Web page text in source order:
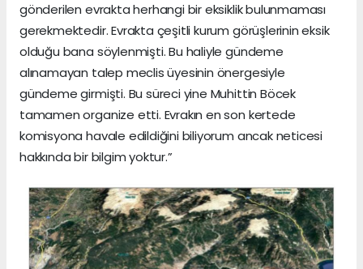
gönderilen evrakta herhangi bir eksiklik bulunmaması
gerekmektedir. Evrakta çeşitli kurum görüşlerinin eksik
olduğu bana söylenmişti. Bu haliyle gündeme
alınamayan talep meclis üyesinin önergesiyle
gündeme girmişti. Bu süreci yine Muhittin Böcek
tamamen organize etti. Evrakın en son kertede
komisyona havale edildiğini biliyorum ancak neticesi
hakkında bir bilgim yoktur.”